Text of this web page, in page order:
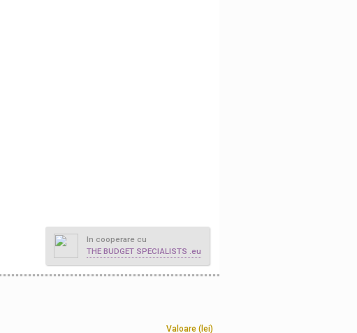
In cooperare cu
THE BUDGET SPECIALISTS .eu
Valoare (lei)